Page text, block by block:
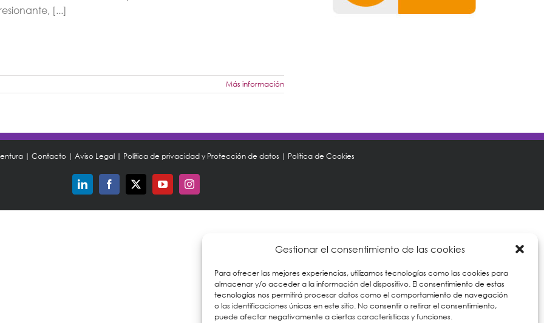
Gestionar el consentimiento de las cookies
Para ofrecer las mejores experiencias, utilizamos tecnologías como las cookies para
almacenar y/o acceder a la información del dispositivo. El consentimiento de estas
tecnologías nos permitirá procesar datos como el comportamiento de navegación
o las identificaciones únicas en este sitio. No consentir o retirar el consentimiento,
puede afectar negativamente a ciertas características y funciones.
[...]
Más información
| Contacto | Aviso Legal | Política de privacidad y Protección de datos | Política de Cookies
LinkedInFacebook
X YouTubeInstagram